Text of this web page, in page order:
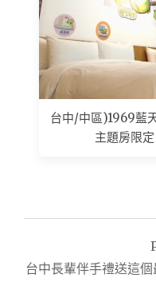
台中/中區)1969藍
主題房限
章
台中長輩伴手禮送這